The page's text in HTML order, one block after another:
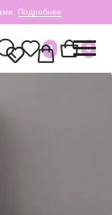
0 0
Подробнее